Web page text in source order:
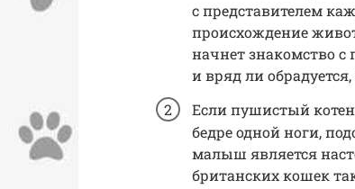
с представителем
происхождение
начнет знакомство
и вряд ли
Если пушистый
бедре одной ноги,
малыш является
британских кошек